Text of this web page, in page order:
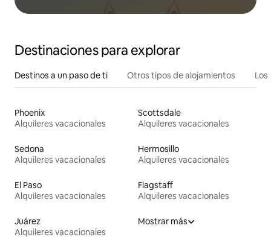
Destinaciones para explorar
Destinos a un paso de ti Otros tipos de alojamientos
Phoenix
Alquileres vacacionales
Scottsdale
Alquileres vacacionales
Sedona
Alquileres vacacionales
Hermosillo
Alquileres vacacionales
El Paso
Alquileres vacacionales
Flagstaff
Alquileres vacacionales
Juárez
Alquileres vacacionales
Mostrar más